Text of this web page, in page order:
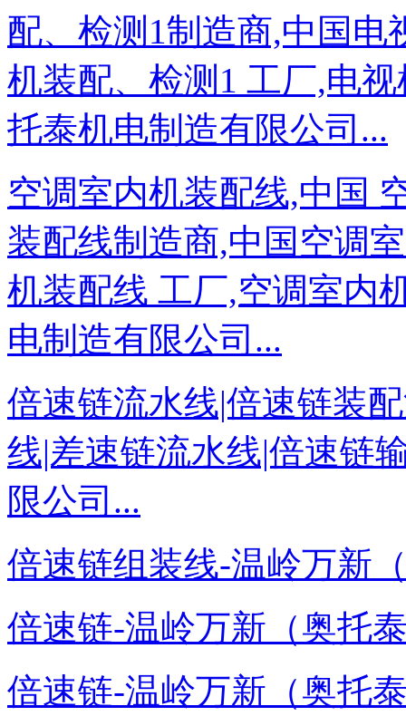
配、检测1制造商,中国电
机装配、检测1 工厂,电
托泰机电制造有限公司...
空调室内机装配线,中国
装配线制造商,中国空调
机装配线 工厂,空调室内
电制造有限公司...
倍速链流水线|倍速链装
线|差速链流水线|倍速链
限公司...
倍速链组装线-温岭万新
倍速链-温岭万新（奥托
倍速链-温岭万新（奥托